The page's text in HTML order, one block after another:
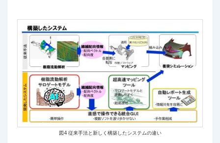
図4 従来手法と新しく構築したシステムの違い